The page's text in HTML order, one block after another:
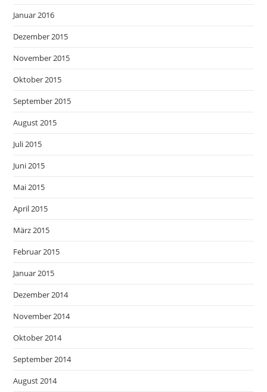
Januar 2016
Dezember 2015
November 2015
Oktober 2015
September 2015
August 2015
Juli 2015
Juni 2015
Mai 2015
April 2015
März 2015
Februar 2015
Januar 2015
Dezember 2014
November 2014
Oktober 2014
September 2014
August 2014